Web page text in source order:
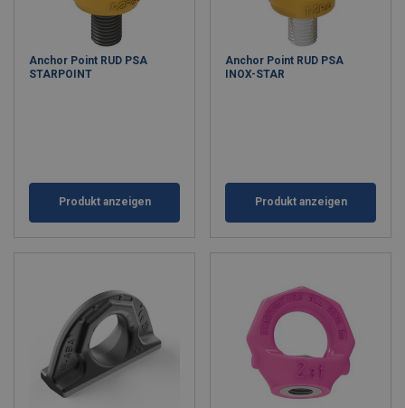
Anchor Point RUD PSA
STARPOINT
Produkt anzeigen
Anchor Point RUD PSA
INOX-STAR
Produkt anzeigen